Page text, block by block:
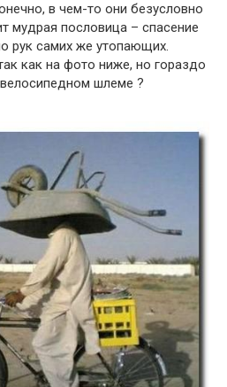
в чем-то они безусловно
мудрая пословица – спасение
рук самих же утопающих.
как на фото ниже, но гораздо
шлеме ?